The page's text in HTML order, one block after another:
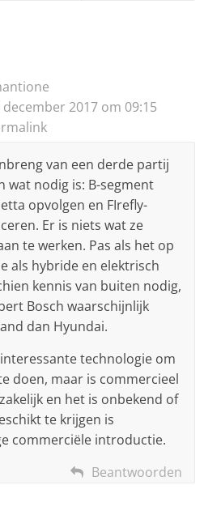
december 2017 om 09:15
van een derde partij
wat nodig is: B-segment
opvolgen en FIrefly-
Er is niets wat ze
te werken. Pas als het op
als hybride en elektrisch
kennis van buiten nodig,
Bosch waarschijnlijk
dan Hyundai.
technologie om
doen, maar is commercieel
en het is onbekend of
te krijgen is
commerciële introductie.
Beantwoorden